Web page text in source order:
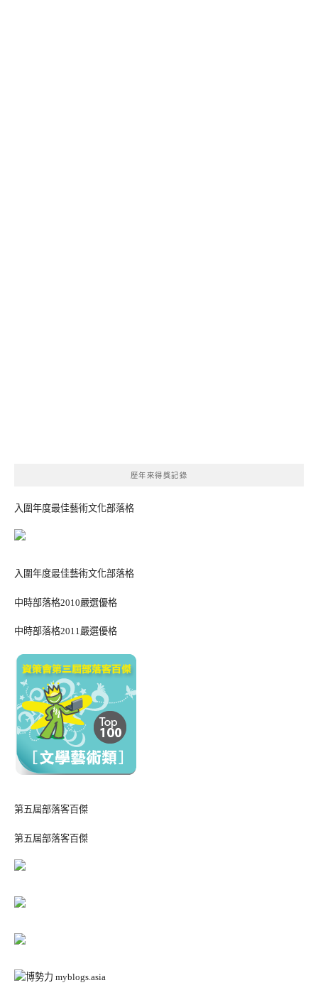
歷年來得獎記錄
入圍年度最佳藝術文化部落格
入圍年度最佳藝術文化部落格
中時部落格2010嚴選優格
中時部落格2011嚴選優格
第五屆部落客百傑
第五屆部落客百傑